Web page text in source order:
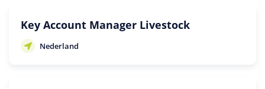
Key Account Manager Livestock
Nederland